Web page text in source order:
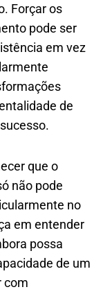
Forçar os
pode ser
em vez
de
que o
não pode
no
em entender
possa
de um
com